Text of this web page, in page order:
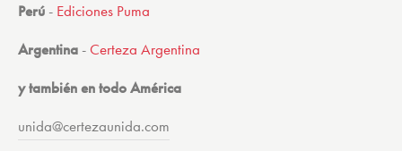
Perú - Ediciones Puma
Argentina -Certeza Argentina
y también en todo América
unida@certezaunida.com